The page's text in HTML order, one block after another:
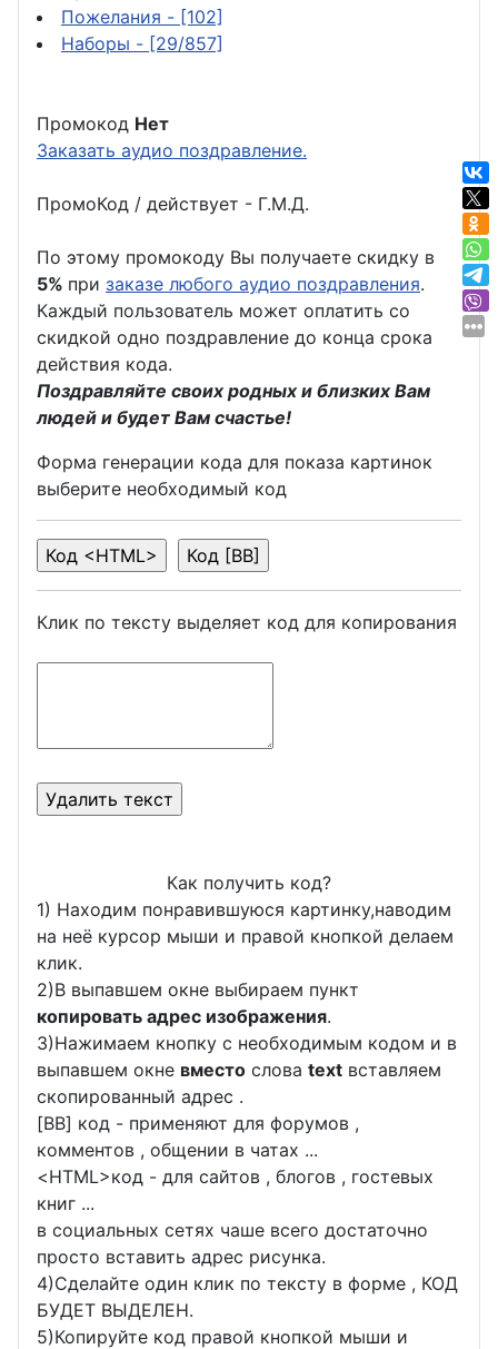
Пожелания - [102]
Наборы - [29/857]
Промокод Нет
Заказать аудио поздравление.
ПромоКод / действует - Г.М.Д.
По этому промокоду Вы получаете скидку в
5% при заказе любого аудио поздравления.
Каждый пользователь может оплатить со
скидкой одно поздравление до конца срока
действия кода.
Поздравляйте своих родных и близких Вам
людей и будет Вам счастье!
Форма генерации кода для показа картинок
выберите необходимый код
Клик по тексту выделяет код для копирования
Как получить код?
1) Находим понравившуюся картинку,наводим
на неё курсор мыши и правой кнопкой делаем
клик.
2)В выпавшем окне выбираем пункт
копировать адрес изображения.
3)Нажимаем кнопку с необходимым кодом и в
выпавшем окне вместо слова text вставляем
скопированный адрес .
[BB] код - применяют для форумов ,
комментов , общении в чатах ...
<HTML>код - для сайтов , блогов , гостевых
книг ...
в социальных сетях чаше всего достаточно
просто вставить адрес рисунка.
4)Сделайте один клик по тексту в форме , КОД
БУДЕТ ВЫДЕЛЕН.
5)Копируйте код правой кнопкой мыши и